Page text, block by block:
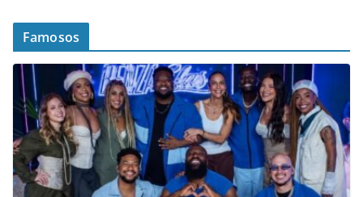
Famosos